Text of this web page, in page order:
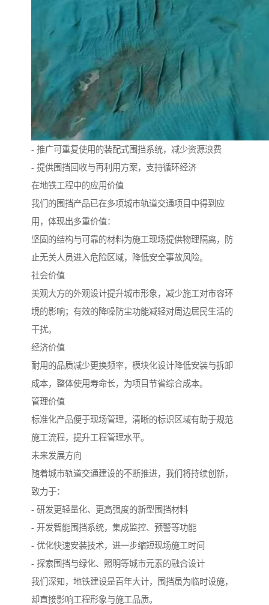
- 推广可重复使用的装配式围挡系统，减少资源浪费
- 提供围挡回收与再利用方案，支持循环经济
在地铁工程中的应用价值
我们的围挡产品已在多项城市轨道交通项目中得到应
用，体现出多重价值：
坚固的结构与可靠的材料为施工现场提供物理隔离，防
止无关人员进入危险区域，降低安全事故风险。
社会价值
美观大方的外观设计提升城市形象，减少施工对市容环
境的影响；有效的降噪防尘功能减轻对周边居民生活的
干扰。
经济价值
耐用的品质减少更换频率，模块化设计降低安装与拆卸
成本，整体使用寿命长，为项目节省综合成本。
管理价值
标准化产品便于现场管理，清晰的标识区域有助于规范
施工流程，提升工程管理水平。
未来发展方向
随着城市轨道交通建设的不断推进，我们将持续创新，
致力于：
- 研发更轻量化、更高强度的新型围挡材料
- 开发智能围挡系统，集成监控、预警等功能
- 优化快速安装技术，进一步缩短现场施工时间
- 探索围挡与绿化、照明等城市元素的融合设计
我们深知，地铁建设是百年大计，围挡虽为临时设施，
却直接影响工程形象与施工品质。